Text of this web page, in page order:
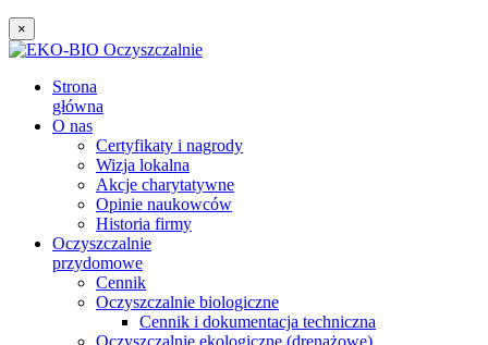
×
Strona
główna
O nas
Certyfikaty i nagrody
Wizja lokalna
Akcje charytatywne
Opinie naukowców
Historia firmy
Oczyszczalnie
przydomowe
Cennik
Oczyszczalnie biologiczne
Cennik i dokumentacja techniczna
Oczyszczalnie ekologiczne (drenażowe)